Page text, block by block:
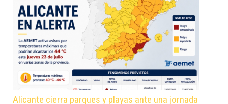
Alicante cierra parques y playas ante una jornada